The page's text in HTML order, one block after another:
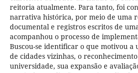
reitoria atualmente. Para tanto, foi
narrativa histórica, por meio de uma
documental e registros escritos de
acompanhou o processo de
Buscou-se identificar o que motivou a
de cidades vizinhas, o
universidade, sua expansão e